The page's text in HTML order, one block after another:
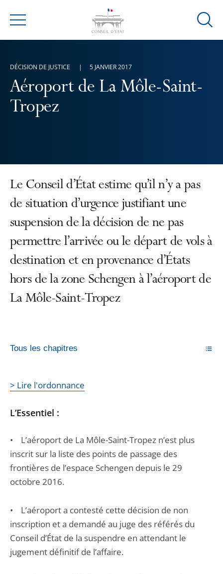
Menu
Ouvrir
Aéroport de La Môle-Saint-
Tropez
DÉCISION DE JUSTICE 5 JANVIER 2017
Le Conseil d’État estime qu’il n’y a pas
de situation d’urgence justifiant une
suspension de la décision de ne pas
permettre l’arrivée ou le départ de vols à
destination et en provenance d’États
hors de la zone Schengen à l’aéroport de
La Môle-Saint-Tropez
Tous les chapitres
> Lire l'ordonnance
L’Essentiel :
• L’aéroport de La Môle-Saint-Tropez n’est plus
inscrit sur la liste des points de passage des
frontières de l’espace Schengen depuis le 29
octobre 2016.
• L’aéroport a contesté cette décision de non
inscription et a demandé au juge des référés du
Conseil d’État de la suspendre en attendant le
jugement définitif de l’affaire.